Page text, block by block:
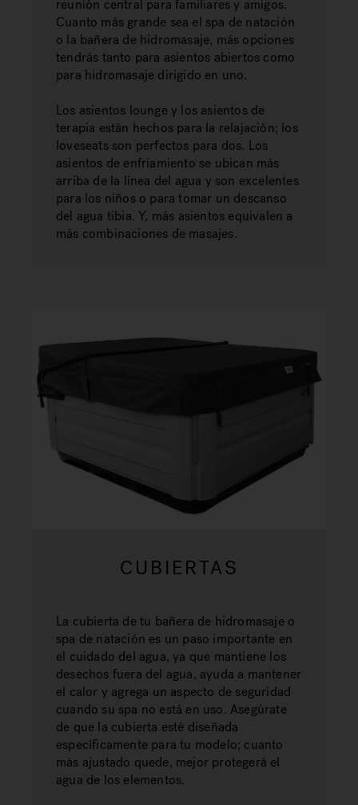
reunión central para familiares y amigos.
Cuanto más grande sea el spa de natación
o la bañera de hidromasaje, más opciones
tendrás tanto para asientos abiertos como
para hidromasaje dirigido en uno.
Los asientos lounge y los asientos de
terapia están hechos para la relajación; los
loveseats son perfectos para dos. Los
asientos de enfriamiento se ubican más
arriba de la línea del agua y son excelentes
para los niños o para tomar un descanso
del agua tibia. Y, más asientos equivalen a
más combinaciones de masajes.
CUBIERTAS
La cubierta de tu bañera de hidromasaje o
spa de natación es un paso importante en
el cuidado del agua, ya que mantiene los
desechos fuera del agua, ayuda a mantener
el calor y agrega un aspecto de seguridad
cuando su spa no está en uso. Asegúrate
de que la cubierta esté diseñada
específicamente para tu modelo; cuanto
más ajustado quede, mejor protegerá el
agua de los elementos.